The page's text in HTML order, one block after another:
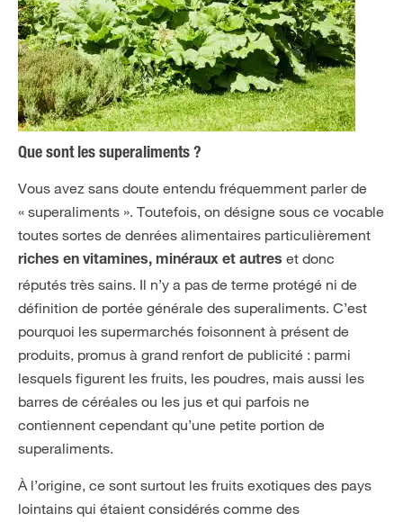
Que sont les superaliments ?
Vous avez sans doute entendu fréquemment parler de
« superaliments ». Toutefois, on désigne sous ce vocable
toutes sortes de denrées alimentaires particulièrement
riches en vitamines, minéraux et autres et donc
réputés très sains. Il n’y a pas de terme protégé ni de
définition de portée générale des superaliments. C’est
pourquoi les supermarchés foisonnent à présent de
produits, promus à grand renfort de publicité : parmi
lesquels figurent les fruits, les poudres, mais aussi les
barres de céréales ou les jus et qui parfois ne
contiennent cependant qu’une petite portion de
superaliments.
À l’origine, ce sont surtout les fruits exotiques des pays
lointains qui étaient considérés comme des